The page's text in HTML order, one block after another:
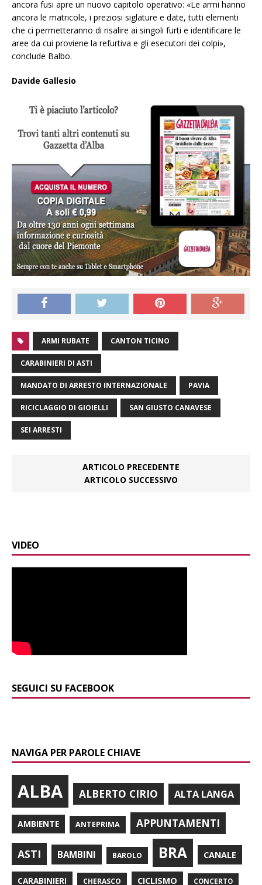
ancora fusi apre un nuovo capitolo operativo: «Le armi hanno
ancora le matricole, i preziosi siglature e date, tutti elementi
che ci permetteranno di risalire ai singoli furti e identificare le
aree da cui proviene la refurtiva e gli esecutori dei colpi»,
conclude Balbo.
Davide Gallesio
ARMI RUBATE CANTON TICINO
CARABINIERI DI ASTI
MANDATO DI ARRESTO INTERNAZIONALE PAVIA
RICICLAGGIO DI GIOIELLI SAN GIUSTO CANAVESE
SEI ARRESTI
ARTICOLO PRECEDENTE
ARTICOLO SUCCESSIVO
VIDEO
SEGUICI SU FACEBOOK
NAVIGA PER PAROLE CHIAVE
ALBA ALBERTO CIRIO ALTA LANGA
AMBIENTE ANTEPRIMA APPUNTAMENTI
ASTI BAMBINI BAROLO BRA CANALE
CARABINIERI CHERASCO CICLISMO CONCERTO